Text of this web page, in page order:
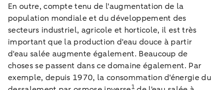
En outre, compte tenu de l'augmentation de la
population mondiale et du développement des
secteurs industriel, agricole et horticole, il est très
important que la production d'eau douce à partir
d'eau salée augmente également. Beaucoup de
choses se passent dans ce domaine également. Par
exemple, depuis 1970, la consommation d'énergie du
1